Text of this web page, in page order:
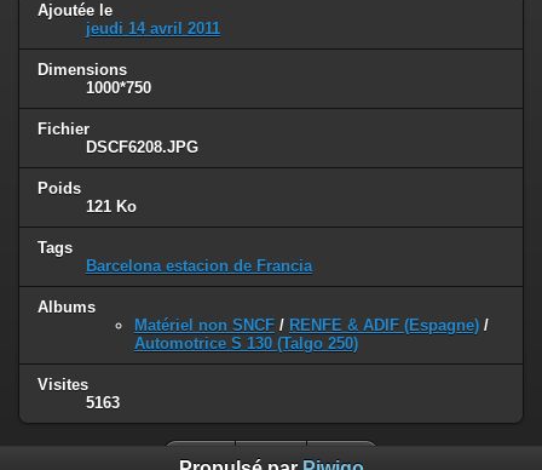
Ajoutée le
jeudi 14 avril 2011
Dimensions
1000*750
Fichier
DSCF6208.JPG
Poids
121 Ko
Tags
Barcelona estacion de Francia
Albums
Matériel non SNCF / RENFE & ADIF (Espagne) /
Automotrice S 130 (Talgo 250)
Visites
5163